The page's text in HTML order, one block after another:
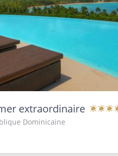
extraordinaire
Dominicaine